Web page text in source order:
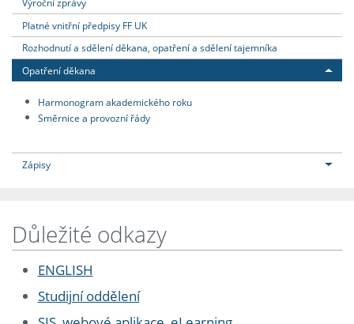
Platné vnitřní předpisy FF UK
Rozhodnutí a sdělení děkana, opatření a sdělení tajemníka
Opatření děkana
Harmonogram akademického roku
Směrnice a provozní řády
Zápisy
Důležité odkazy
ENGLISH
Studijní oddělení